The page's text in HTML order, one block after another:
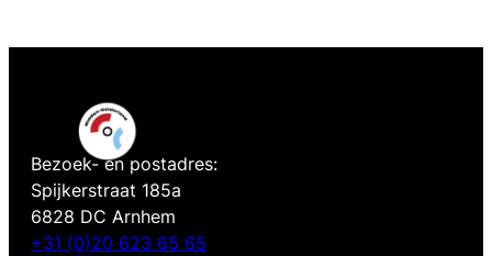
Bezoek- en postadres:
Spijkerstraat 185a
6828 DC Arnhem
+31 (0)20 623 65 65